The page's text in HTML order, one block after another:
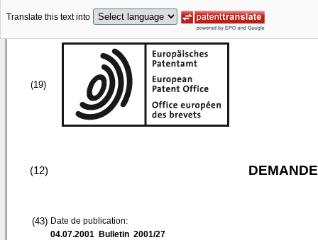
Translate this text into
(19)
(12)
(43) Date de publication:
04.07.2001 Bulletin 2001/27